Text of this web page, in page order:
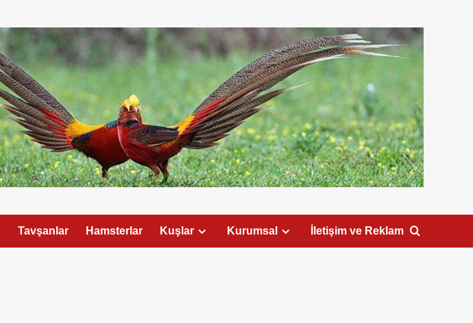
Tavşanlar Hamsterlar Kuşlar Kurumsal İletişim ve Reklam